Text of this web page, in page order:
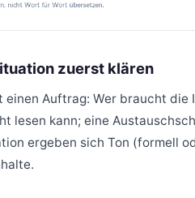
zuerst klären
Auftrag: Wer braucht die
lesen kann; eine
ergeben sich Ton (formell